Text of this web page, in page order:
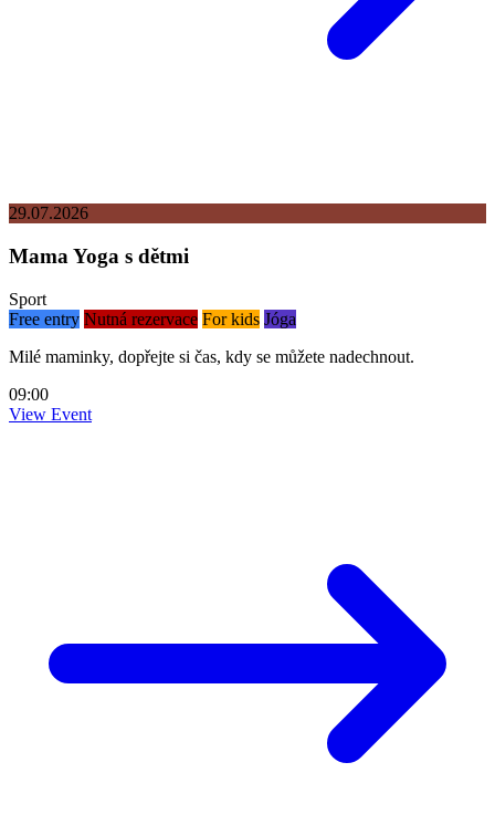
29.07.2026
Mama Yoga s dětmi
Sport
Free entry Nutná rezervace For kids Jóga
Milé maminky, dopřejte si čas, kdy se můžete nadechnout.
09:00
View Event